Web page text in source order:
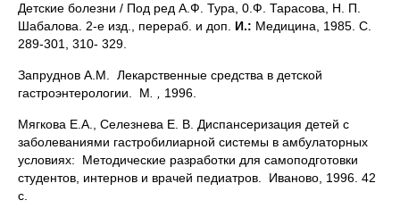
Детские болезни / Под ред А.Ф. Тура, 0.Ф. Тарасова, Н. П.
Шабалова. 2-е изд., перераб. и доп.
И.: Медицина, 1985. С.
289-301, 310- 329.
Запруднов А.М. Лекарственные средства в детской
гастроэнтерологии. М
1996.
Мягкова Е.А., Селезнева Е. В. Диспансеризация детей с
заболеваниями гастробилиарной системы в амбулаторных
условиях: Методические разработки для самоподготовки
студентов, интернов и врачей педиатров. Иваново, 1996. 42
с.